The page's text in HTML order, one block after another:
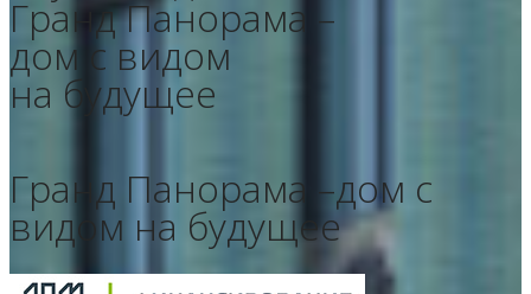
Гранд Панорама –
дом с видом
на будущее
Гранд Панорама –дом с
видом на будущее